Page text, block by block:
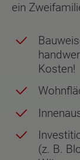
ein
Kosten!
(z. B.